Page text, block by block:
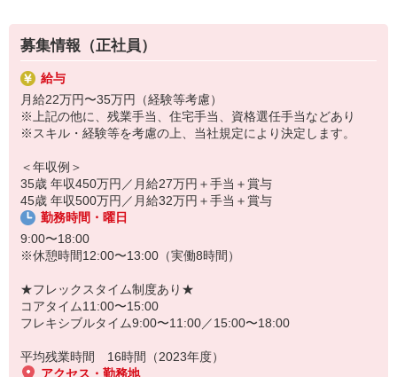
◆年間休日123日以上
◆有給消化率70％以上
【エネサンスグループについて】
エネサンスグループは、昭和シェル石油（現・出光興産）と
住友商事傘下のLPガス関連会社が統合して誕生しました。
そして2015年4月には新たにコスモ石油傘下の
東北コスモガス(株)をグループに迎えるなど、規模を拡大し続けて
おります。
LPガスの販売のみにとどまらず、リフォームや電力販売など
幅広い事業を展開していくことによって、お客様の「暮らし」と
「住まい」をトータルサポートしています。
ガスや電力といったエネルギーは、私たちの暮らしになくてはなら
ないもの。
エネルギー及び生活関連の分野で、お客様に安心と快適を提供する
ことが我々の使命であると考えています。
募集情報（正社員）
給与
月給22万円〜35万円（経験等考慮）
※上記の他に、残業手当、住宅手当、資格選任手当などあり
※スキル・経験等を考慮の上、当社規定により決定します。
＜年収例＞
35歳 年収450万円／月給27万円＋手当＋賞与
45歳 年収500万円／月給32万円＋手当＋賞与
勤務時間・曜日
9:00〜18:00
※休憩時間12:00〜13:00（実働8時間）
★フレックスタイム制度あり★
コアタイム11:00〜15:00
フレキシブルタイム9:00〜11:00／15:00〜18:00
平均残業時間 16時間（2023年度）
アクセス・勤務地